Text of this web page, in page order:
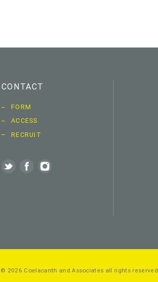
CONTACT
FORM
ACCESS
RECRUIT
© 2026 Coelacanth and Associates all rights reserved